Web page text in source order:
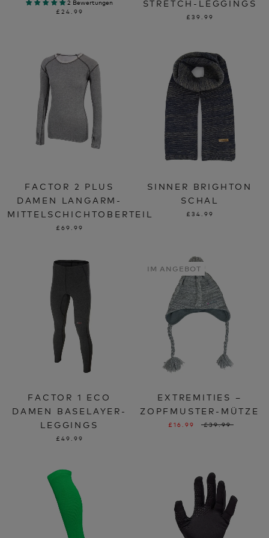
2 Bewertungen
£24.99
STRETCH-LEGGINGS
£39.99
FACTOR 2 PLUS
DAMEN LANGARM-
MITTELSCHICHTOBERTEIL
£69.99
SINNER BRIGHTON
SCHAL
£34.99
FACTOR 1 ECO
DAMEN BASELAYER-
LEGGINGS
£49.99
IM ANGEBOT
EXTREMITIES –
ZOPFMUSTER-MÜTZE
£16.99 £39.99